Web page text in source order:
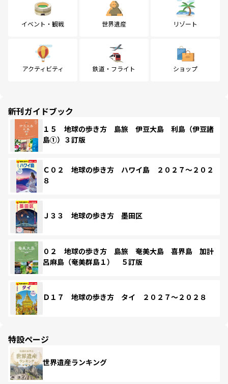
イベント・観戦 世界遺産 リゾート
アクティビティ 鉄道・フライト ショップ
新刊ガイドブック
１５ 地球の歩き方 島旅 伊豆大島 利島（伊豆諸
島①）３訂版
Ｃ０２ 地球の歩き方 ハワイ島 ２０２７～２０２
８
Ｊ３３ 地球の歩き方 墨田区
０２ 地球の歩き方 島旅 奄美大島 喜界島 加計
呂麻島（奄美群島１） ５訂版
Ｄ１７ 地球の歩き方 タイ ２０２７～２０２８
特設ページ
世界遺産ランキング